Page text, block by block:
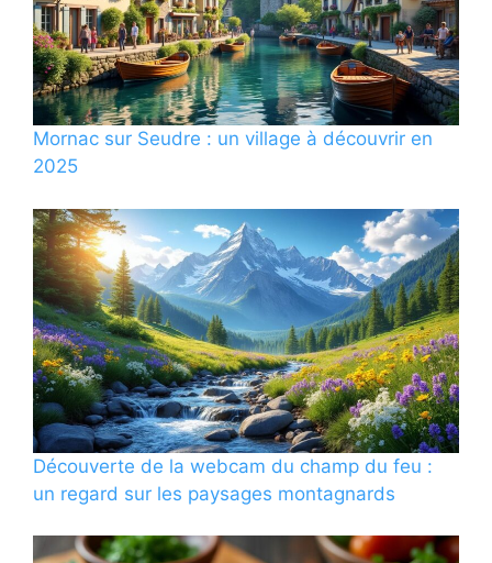
Mornac sur Seudre : un village à découvrir en
2025
Découverte de la webcam du champ du feu :
un regard sur les paysages montagnards